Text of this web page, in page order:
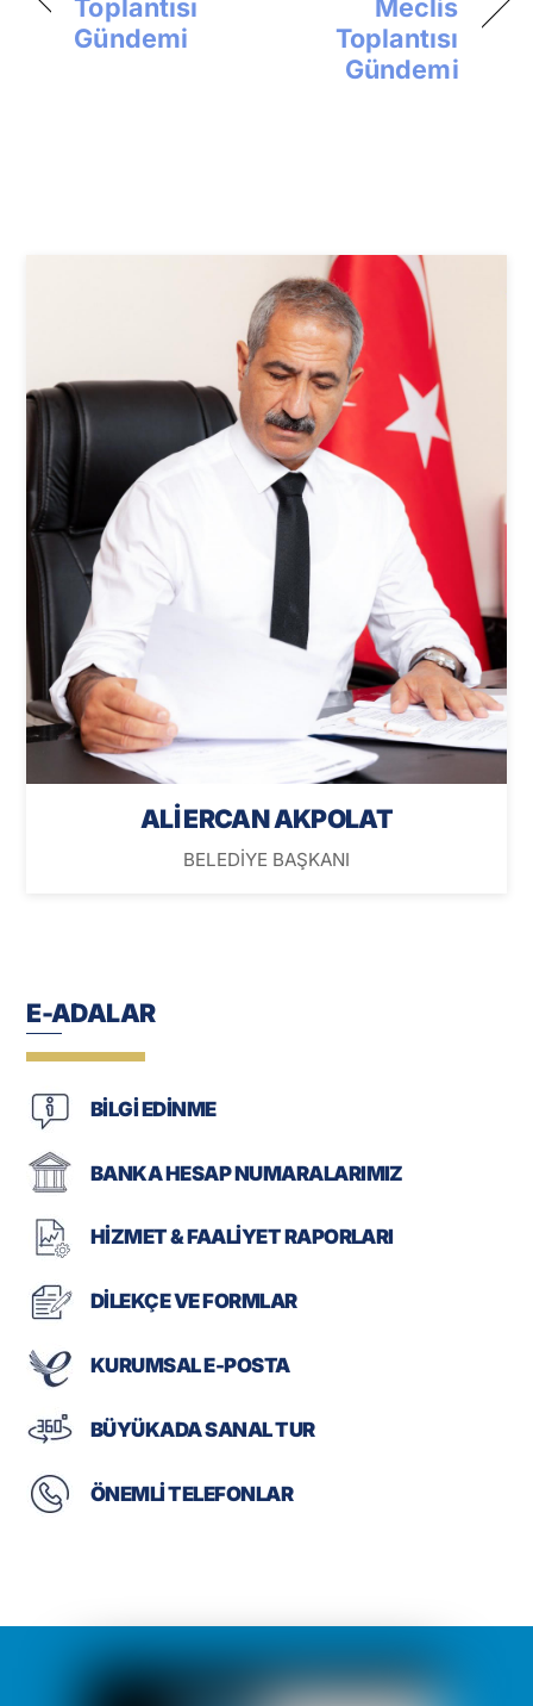
Toplantısı
Gündemi
Meclis
Toplantısı
Gündemi
ALİ ERCAN AKPOLAT
BELEDİYE BAŞKANI
E-ADALAR
BİLGİ EDİNME
BANKA HESAP NUMARALARIMIZ
HİZMET & FAALİYET RAPORLARI
DİLEKÇE VE FORMLAR
KURUMSAL E-POSTA
BÜYÜKADA SANAL TUR
ÖNEMLİ TELEFONLAR